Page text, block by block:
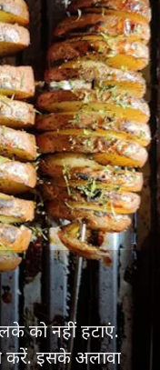
को नहीं हटाएं.
करें. इसके अलावा